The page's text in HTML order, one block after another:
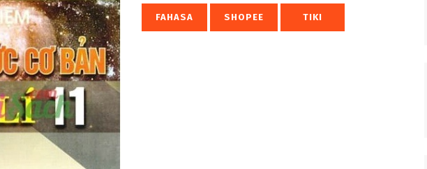
FAHASA SHOPEE TIKI